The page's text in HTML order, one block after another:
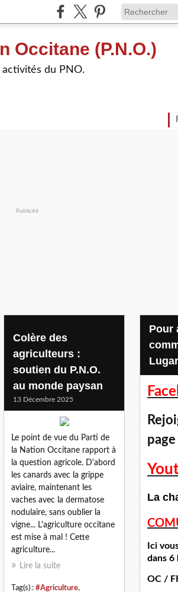
Occitane (P.N.O.)
du PNO.
Publicité
Colère des
agriculteurs :
soutien du P.N.O.
au monde paysan
13 Décembre 2025
Le point de vue du Parti de
la Nation Occitane rapport à
la question agricole. D'abord
les canards avec la grippe
aviaire, maintenant les
vaches avec la dermatose
nodulaire, sans oublier la
vigne... L'agriculture occitane
est mise à mal ! Cette
agriculture...
Lire la suite
Tag(s) : #Agriculture,
Pour accéder aux
La
Ici
dans 6
OC /